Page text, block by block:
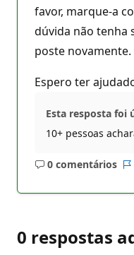
favor, marque-a
dúvida não tenha
poste novamente.
Espero ter
Esta resposta foi
10+ pessoas
0 comentários
Sem
0 respostas